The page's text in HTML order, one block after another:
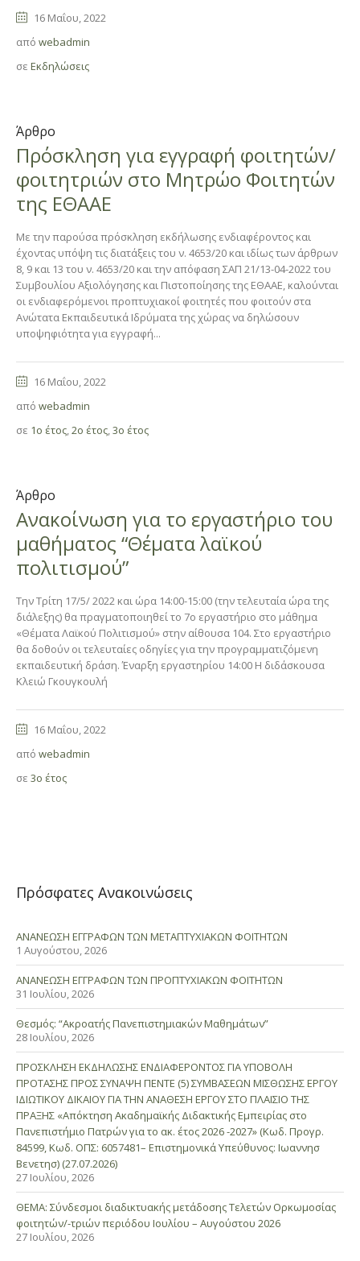
16 Μαΐου, 2022
από webadmin
σε Εκδηλώσεις
Άρθρο
Πρόσκληση για εγγραφή φοιτητών/
φοιτητριών στο Μητρώο Φοιτητών
της ΕΘΑΑΕ
Με την παρούσα πρόσκληση εκδήλωσης ενδιαφέροντος και
έχοντας υπόψη τις διατάξεις του ν. 4653/20 και ιδίως των άρθρων
8, 9 και 13 του ν. 4653/20 και την απόφαση ΣΑΠ 21/13-04-2022 του
Συμβουλίου Αξιολόγησης και Πιστοποίησης της ΕΘΑΑΕ, καλούνται
οι ενδιαφερόμενοι προπτυχιακοί φοιτητές που φοιτούν στα
Ανώτατα Εκπαιδευτικά Ιδρύματα της χώρας να δηλώσουν
υποψηφιότητα για εγγραφή...
16 Μαΐου, 2022
από webadmin
σε 1ο έτος,2ο έτος,3ο έτος
Άρθρο
Ανακοίνωση για το εργαστήριο του
μαθήματος “Θέματα λαϊκού
πολιτισμού”
Την Τρίτη 17/5/ 2022 και ώρα 14:00-15:00 (την τελευταία ώρα της
διάλεξης) θα πραγματοποιηθεί το 7ο εργαστήριο στο μάθημα
«Θέματα Λαϊκού Πολιτισμού» στην αίθουσα 104. Στο εργαστήριο
θα δοθούν οι τελευταίες οδηγίες για την προγραμματιζόμενη
εκπαιδευτική δράση. Έναρξη εργαστηρίου 14:00 Η διδάσκουσα
Κλειώ Γκουγκουλή
16 Μαΐου, 2022
από webadmin
σε 3ο έτος
Πρόσφατες Ανακοινώσεις
ΑΝΑΝΕΩΣΗ ΕΓΓΡΑΦΩΝ ΤΩΝ ΜΕΤΑΠΤΥΧΙΑΚΩΝ ΦΟΙΤΗΤΩΝ
1 Αυγούστου, 2026
ΑΝΑΝΕΩΣΗ ΕΓΓΡΑΦΩΝ ΤΩΝ ΠΡΟΠΤΥΧΙΑΚΩΝ ΦΟΙΤΗΤΩΝ
31 Ιουλίου, 2026
Θεσμός: “Ακροατής Πανεπιστημιακών Μαθημάτων”
28 Ιουλίου, 2026
ΠΡΟΣΚΛΗΣΗ ΕΚΔΗΛΩΣΗΣ ΕΝΔΙΑΦΕΡΟΝΤΟΣ ΓΙΑ ΥΠΟΒΟΛΗ
ΠΡΟΤΑΣΗΣ ΠΡΟΣ ΣΥΝΑΨΗ ΠΕΝΤΕ (5) ΣΥΜΒΑΣΕΩΝ ΜΙΣΘΩΣΗΣ ΕΡΓΟΥ
ΙΔΙΩΤΙΚΟΥ ΔΙΚΑΙΟΥ ΓΙΑ ΤΗΝ ΑΝΑΘΕΣΗ ΕΡΓΟΥ ΣΤΟ ΠΛΑΙΣΙΟ ΤΗΣ
ΠΡΑΞΗΣ «Απόκτηση Ακαδημαϊκής Διδακτικής Εμπειρίας στο
Πανεπιστήμιο Πατρών για το ακ. έτος 2026 -2027» (Κωδ. Προγρ.
84599, Κωδ. ΟΠΣ: 6057481– Επιστημονικά Υπεύθυνος: Ιωαννησ
Βενετησ) (27.07.2026)
27 Ιουλίου, 2026
ΘΕΜΑ: Σύνδεσμοι διαδικτυακής μετάδοσης Τελετών Ορκωμοσίας
φοιτητών/-τριών περιόδου Ιουλίου – Αυγούστου 2026
27 Ιουλίου, 2026